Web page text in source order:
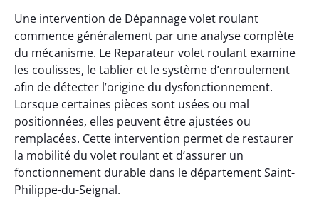
Une intervention de Dépannage volet roulant
commence généralement par une analyse complète
du mécanisme. Le Reparateur volet roulant examine
les coulisses, le tablier et le système d’enroulement
afin de détecter l’origine du dysfonctionnement.
Lorsque certaines pièces sont usées ou mal
positionnées, elles peuvent être ajustées ou
remplacées. Cette intervention permet de restaurer
la mobilité du volet roulant et d’assurer un
fonctionnement durable dans le département Saint-
Philippe-du-Seignal.